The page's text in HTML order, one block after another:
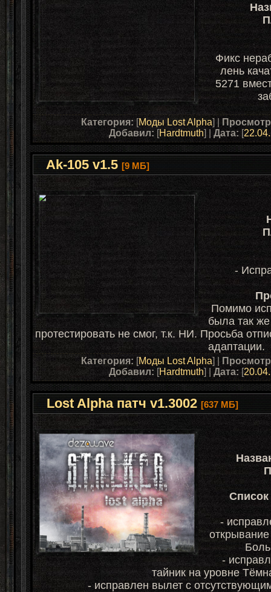
Фикс
лень
5271
Категория: [Моды Lost Alpha] |
Добавил: [Hardtmuth] | Дата: [
Ak-105 v1.5 [9 МБ]
-
Помимо
была так
протестировать не смог, т.к. НИ. Просьба
адаптации.
Категория: [Моды Lost Alpha] |
Добавил: [Hardtmuth] | Дата: [
Lost Alpha патч v1.3002 [637 МБ]
Список
-
-
тайник на уровне
- исправлен вылет с